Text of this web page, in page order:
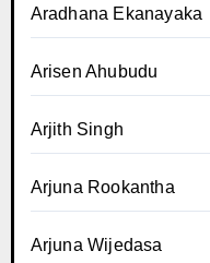
Aradhana Ekanayaka
Arisen Ahubudu
Arjith Singh
Arjuna Rookantha
Arjuna Wijedasa